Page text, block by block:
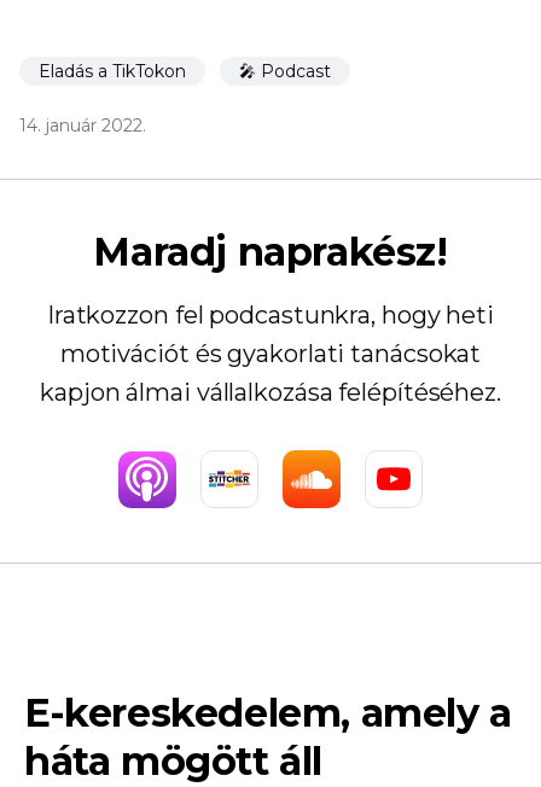
Eladás a TikTokon 🎤 Podcast
14. január 2022.
Maradj naprakész!
Iratkozzon fel podcastunkra, hogy heti
motivációt és gyakorlati tanácsokat
kapjon álmai vállalkozása felépítéséhez.
E-kereskedelem, amely a
háta mögött áll